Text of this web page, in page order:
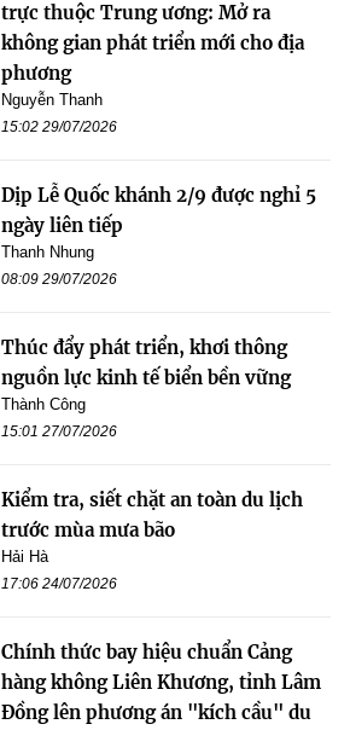
trực thuộc Trung ương: Mở ra
không gian phát triển mới cho địa
phương
Nguyễn Thanh
15:02 29/07/2026
Dịp Lễ Quốc khánh 2/9 được nghỉ 5
ngày liên tiếp
Thanh Nhung
08:09 29/07/2026
Thúc đẩy phát triển, khơi thông
nguồn lực kinh tế biển bền vững
Thành Công
15:01 27/07/2026
Kiểm tra, siết chặt an toàn du lịch
trước mùa mưa bão
Hải Hà
17:06 24/07/2026
Chính thức bay hiệu chuẩn Cảng
hàng không Liên Khương, tỉnh Lâm
Đồng lên phương án "kích cầu" du